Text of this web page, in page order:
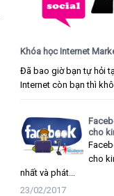
Khóa học Internet
Đã bao giờ bạn tự hỏi
Internet còn bạn thì
cho
cho
nhất và phát...
23/02/2017